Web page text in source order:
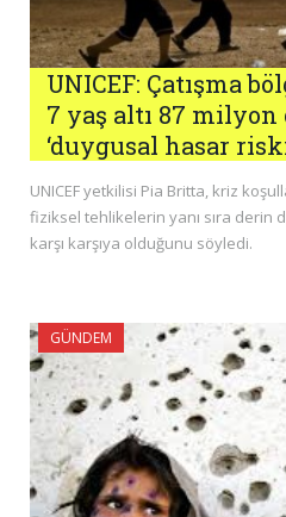
UNICEF: Çatışma
7 yaş altı 87
‘duygusal hasar
UNICEF yetkilisi Pia Britta, kriz
fiziksel tehlikelerin yanı sıra derin
karşı karşıya olduğunu söyledi.
GÜNDEM